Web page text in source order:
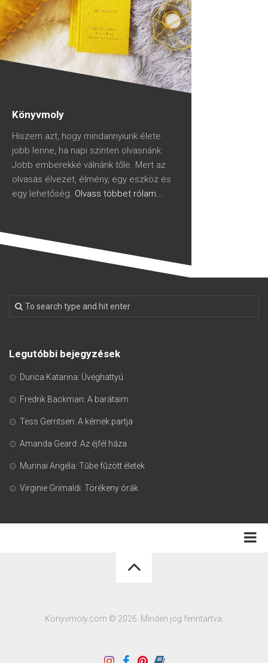
Könyvmoly
Hiszem azt, hogy mindannyiunk élete
jobb lenne, ha napi szinten olvasnánk.
Jobb emberekké válnánk tőle. Mert az
olvasás élvezet, élmény, egy eszköz és
egy lehetőség. Olvass többet rólam...
Legutóbbi bejegyzések
Durica Katarina: Üveghattyú
Fredrik Backman: A barátaim
Tess Gerritsen: A kémek partja
Amanda Geard: Az éjfél háza
Murinai Angéla: Tűbe fűzött életek
Virginie Grimaldi: Törékeny órák
Könyvmoly.com © 2026. Minden jog fenntartva.